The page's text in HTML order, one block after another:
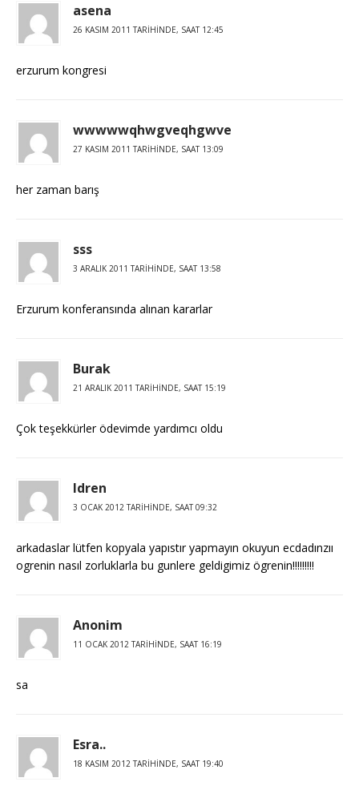
asena
26 KASIM 2011 TARIHINDE, SAAT 12:45
erzurum kongresi
wwwwwqhwgveqhgwve
27 KASIM 2011 TARIHINDE, SAAT 13:09
her zaman barış
sss
3 ARALIK 2011 TARIHINDE, SAAT 13:58
Erzurum konferansında alınan kararlar
Burak
21 ARALIK 2011 TARIHINDE, SAAT 15:19
Çok teşekkürler ödevimde yardımcı oldu
ldren
3 OCAK 2012 TARIHINDE, SAAT 09:32
arkadaslar lütfen kopyala yapıstır yapmayın okuyun ecdadınzıı
ogrenin nasıl zorluklarla bu gunlere geldigimiz ögrenin!!!!!!!!!
Anonim
11 OCAK 2012 TARIHINDE, SAAT 16:19
sa
Esra..
18 KASIM 2012 TARIHINDE, SAAT 19:40